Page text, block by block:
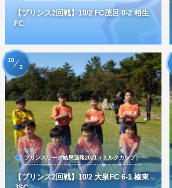
【プリンス2回戦】10/2 FC茂呂 0-2 相生
FC
プリンスリーグ結果速報2021（ミルクカップ）
【プリンス2回戦】10/2 大泉FC 6-1 榛東
10
2